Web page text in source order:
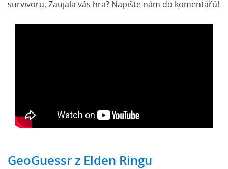
survivoru. Zaujala vás hra? Napište nám do komentářů!
GeoGuessr z Elden Ringu